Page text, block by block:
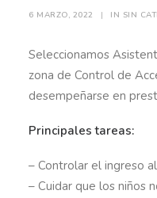
6 MARZO, 2022 | IN SIN
Seleccionamos
zona de Control de
desempeñarse en
Principales tareas:
– Controlar el ingreso
– Cuidar que los niños